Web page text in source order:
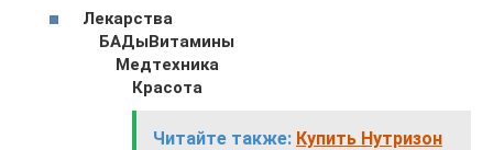
Лекарства
БАДыВитамины
Медтехника
Красота
Читайте также: Купить Нутризон